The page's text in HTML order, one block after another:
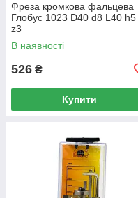
Фреза кромкова фальцева
Глобус 1023 D40 d8 L40 h5
z3
В наявності
526 ₴
Купити